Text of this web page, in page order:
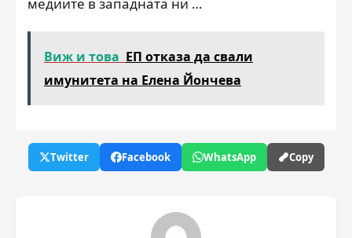
Виж и това ЕП отказа да свали
имунитета на Елена Йончева
Twitter Facebook WhatsApp Copy